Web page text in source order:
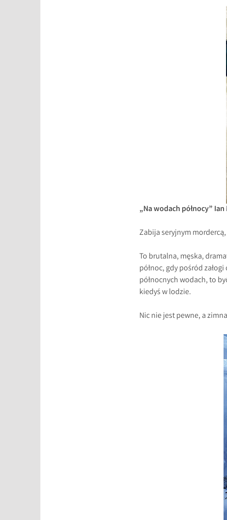
„Na wodach północy”
Zabija seryjnym
To brutalna, męska,
północ, gdy pośród
północnych wodach, to
kiedyś w lodzie.
Nic nie jest pewne, a